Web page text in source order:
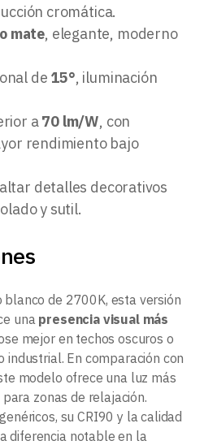
cromática.
mate, elegante, moderno
de 15°, iluminación
a70 lm/W, con
rendimiento bajo
detalles decorativos
y sutil.
de 2700K, esta versión
una presencia visual más
mejor en techos oscuros o
industrial. En comparación con
modelo ofrece una luz más
zonas de relajación.
su CRI90 y la calidad
diferencia notable en la